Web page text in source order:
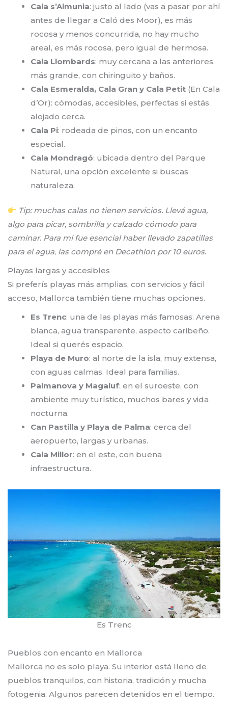
Cala s’Almunia: justo al lado (vas a pasar por ahí
antes de llegar a Caló des Moor), es más
rocosa y menos concurrida, no hay mucho
areal, es más rocosa, pero igual de hermosa.
Cala Llombards: muy cercana a las anteriores,
más grande, con chiringuito y baños.
Cala Esmeralda, Cala Gran y Cala Petit (En Cala
d’Or): cómodas, accesibles, perfectas si estás
alojado cerca.
Cala Pi: rodeada de pinos, con un encanto
especial.
Cala Mondragó: ubicada dentro del Parque
Natural, una opción excelente si buscas
naturaleza.
Tip: muchas calas no tienen servicios. Llevá agua,
algo para picar, sombrilla y calzado cómodo para
caminar. Para mi fue esencial haber llevado zapatillas
para el agua, las compré en Decathlon por 10 euros.
Playas largas y accesibles
Si preferís playas más amplias, con servicios y fácil
acceso, Mallorca también tiene muchas opciones.
Es Trenc: una de las playas más famosas. Arena
blanca, agua transparente, aspecto caribeño.
Ideal si querés espacio.
Playa de Muro: al norte de la isla, muy extensa,
con aguas calmas. Ideal para familias.
Palmanova y Magaluf: en el suroeste, con
ambiente muy turístico, muchos bares y vida
nocturna.
Can Pastilla y Playa de Palma: cerca del
aeropuerto, largas y urbanas.
Cala Millor: en el este, con buena
infraestructura.
Es Trenc
Pueblos con encanto en Mallorca
Mallorca no es solo playa. Su interior está lleno de
pueblos tranquilos, con historia, tradición y mucha
fotogenia. Algunos parecen detenidos en el tiempo.